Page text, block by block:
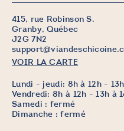
415, rue Robinson S.
Granby, Québec
J2G 7N2
VOIR LA CARTE
Lundi - jeudi: 8h à 12h -
Vendredi: 8h à 12h - 13h à
Samedi : fermé
Dimanche : fermé